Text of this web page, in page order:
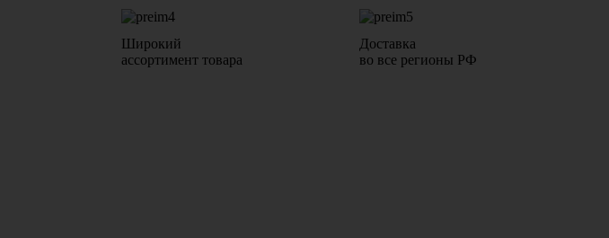
Широкий
ассортимент товара
Доставка
во все регионы РФ